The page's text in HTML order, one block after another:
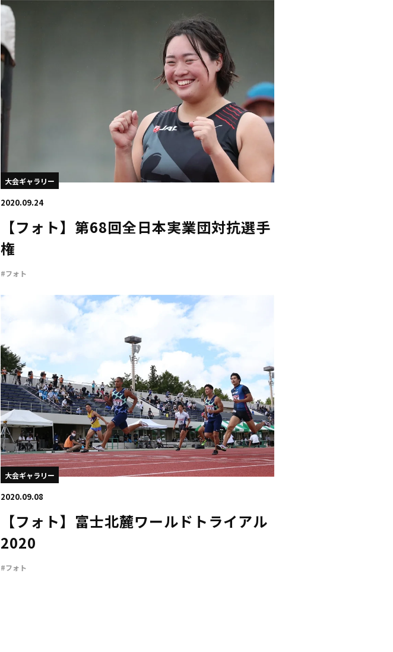
大会ギャラリー
2020.09.24
【フォト】第68回全日本実業団対抗選手
権
#フォト
大会ギャラリー
2020.09.08
【フォト】富士北麓ワールドトライアル
2020
#フォト